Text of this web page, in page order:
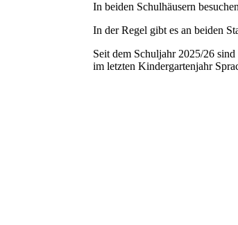
In beiden Schulhäusern
In der Regel gibt es an beiden
Seit dem Schuljahr 2025/26
im letzten Kindergartenjahr